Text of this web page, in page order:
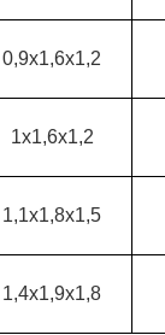
0,9x1,6x1,2
1x1,6x1,2
1,1x1,8x1,5
1,4x1,9x1,8